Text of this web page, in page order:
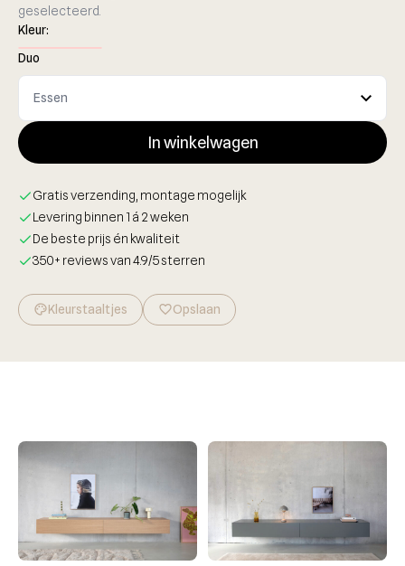
geselecteerd.
Kleur:
Duo
In winkelwagen
Gratis verzending, montage mogelijk
Levering binnen 1 á 2 weken
De beste prijs én kwaliteit
350+ reviews van 4.9/5 sterren
paletteKleurstaaltjes favorite_borderOpslaan